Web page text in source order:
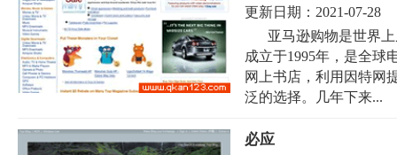
更新日期： 2021-07-28
亚马逊购物是世界
成立于1995年，是全球
网上书店，利用因特网
泛的选择。几年下来...
必应